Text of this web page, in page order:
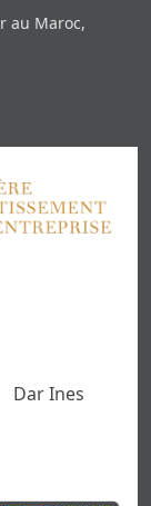
au Maroc,
Dar Ines